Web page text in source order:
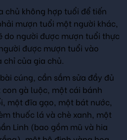
chủ không hợp tuổi để tiến
mượn tuổi một người khác,
do người được mượn tuổi thực
được mượn tuổi vào
chỉ của gia chủ.
cúng, cần sắm sửa đầy đủ
gà luộc, một cái bánh
một đĩa gạo, một bát nước,
thuốc lá và chè xanh, một
Linh (bao gồm mũ và hia